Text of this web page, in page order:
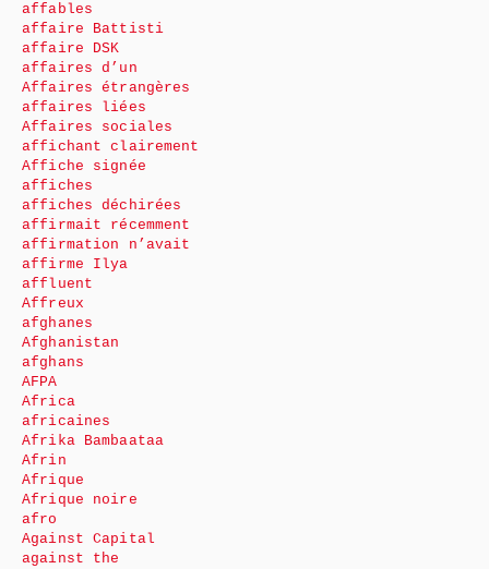
affables
affaire Battisti
affaire DSK
affaires d’un
Affaires étrangères
affaires liées
Affaires sociales
affichant clairement
Affiche signée
affiches
affiches déchirées
affirmait récemment
affirmation n’avait
affirme Ilya
affluent
Affreux
afghanes
Afghanistan
afghans
AFPA
Africa
africaines
Afrika Bambaataa
Afrin
Afrique
Afrique noire
afro
Against Capital
against the